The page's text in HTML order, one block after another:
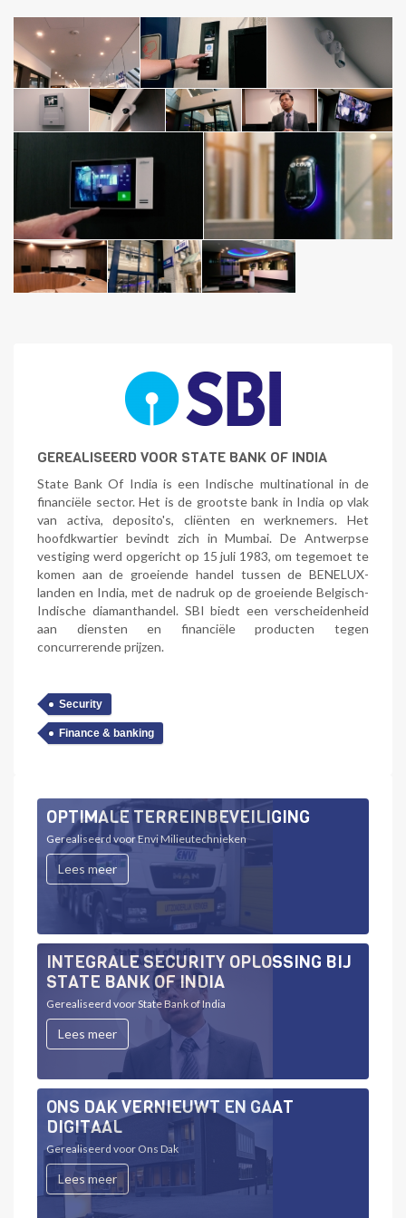
GEREALISEERD VOOR STATE BANK OF INDIA
State Bank Of India is een Indische multinational in de
financiële sector. Het is de grootste bank in India op vlak
van activa, deposito's, cliënten en werknemers. Het
hoofdkwartier bevindt zich in Mumbai. De Antwerpse
vestiging werd opgericht op 15 juli 1983, om tegemoet te
komen aan de groeiende handel tussen de BENELUX-
landen en India, met de nadruk op de groeiende Belgisch-
Indische diamanthandel. SBI biedt een verscheidenheid
aan diensten en financiële producten tegen
concurrerende prijzen.
Security
Finance & banking
OPTIMALE TERREINBEVEILIGING
Gerealiseerd voor Envi Milieutechnieken
Lees meer
INTEGRALE SECURITY OPLOSSING BIJ
STATE BANK OF INDIA
Gerealiseerd voor State Bank of India
Lees meer
ONS DAK VERNIEUWT EN GAAT
DIGITAAL
Gerealiseerd voor Ons Dak
Lees meer